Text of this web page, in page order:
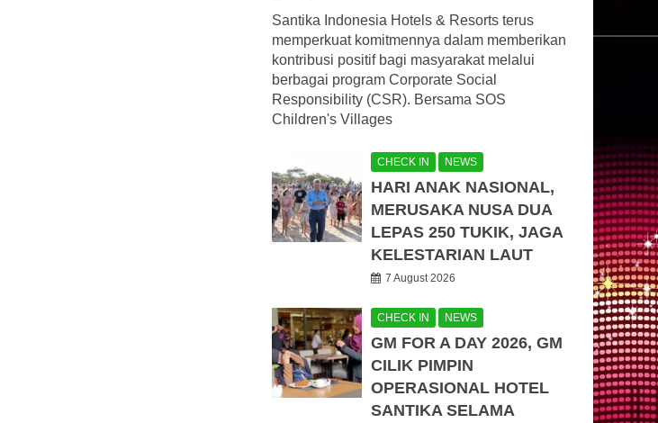
Santika Indonesia Hotels & Resorts terus
memperkuat komitmennya dalam memberikan
kontribusi positif bagi masyarakat melalui
berbagai program Corporate Social
Responsibility (CSR). Bersama SOS
Children's Villages
CHECK IN NEWS
HARI ANAK NASIONAL,
MERUSAKA NUSA DUA
LEPAS 250 TUKIK, JAGA
KELESTARIAN LAUT
7 August 2026
CHECK IN NEWS
GM FOR A DAY 2026, GM
CILIK PIMPIN
OPERASIONAL HOTEL
SANTIKA SELAMA